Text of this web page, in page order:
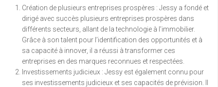
Création de plusieurs entreprises prospères : Jessy a fondé et
dirigé avec succès plusieurs entreprises prospères dans
différents secteurs, allant de la technologie à l’immobilier.
Grâce à son talent pour l’identification des opportunités et à
sa capacité à innover, il a réussi à transformer ces
entreprises en des marques reconnues et respectées.
Investissements judicieux : Jessy est également connu pour
ses investissements judicieux et ses capacités de prévision. Il